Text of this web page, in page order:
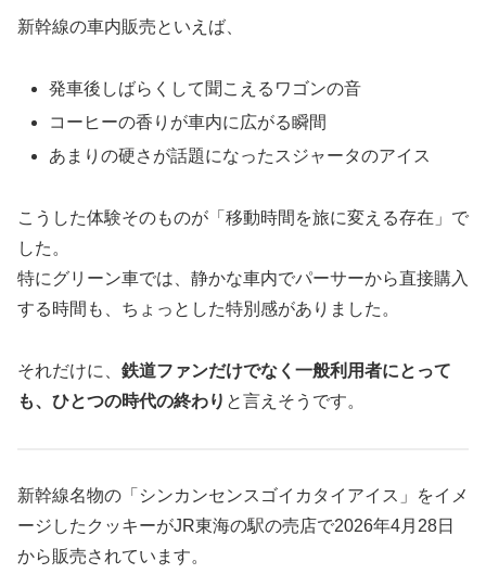
新幹線の車内販売といえば、
発車後しばらくして聞こえるワゴンの音
コーヒーの香りが車内に広がる瞬間
あまりの硬さが話題になったスジャータのアイス
こうした体験そのものが「移動時間を旅に変える存在」で
した。
特にグリーン車では、静かな車内でパーサーから直接購入
する時間も、ちょっとした特別感がありました。
それだけに、 鉄道ファンだけでなく一般利用者にとって
も、ひとつの時代の終わり と言えそうです。
新幹線名物の「シンカンセンスゴイカタイアイス」をイメ
ージしたクッキーがJR東海の駅の売店で2026年4月28日
から販売されています。